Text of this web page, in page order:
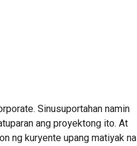
Sinusuportahan namin
ang proyektong ito. At
ng kuryente upang matiyak na